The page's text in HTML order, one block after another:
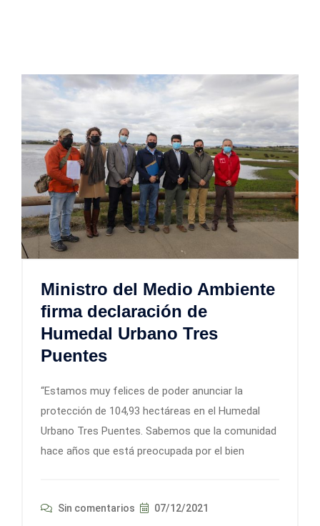
Ministro del Medio Ambiente
firma declaración de
Humedal Urbano Tres
Puentes
“Estamos muy felices de poder anunciar la
protección de 104,93 hectáreas en el Humedal
Urbano Tres Puentes. Sabemos que la comunidad
hace años que está preocupada por el bien
Sin comentarios 07/12/2021